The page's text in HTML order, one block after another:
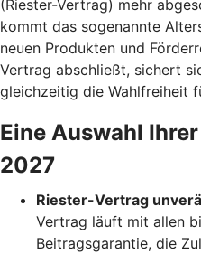
(Riester-Vertrag) mehr
kommt das sogenannte
neuen Produkten und
Vertrag abschließt, sichert
gleichzeitig die Wahlfreiheit
Eine Auswahl
2027
Riester-Vertrag
Vertrag läuft mit allen
Beitragsgarantie, die